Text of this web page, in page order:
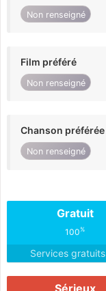
Non renseigné
Film préféré
Non renseigné
Chanson préférée
Non renseigné
Gratuit
100%
Services gratuits
Sérieux